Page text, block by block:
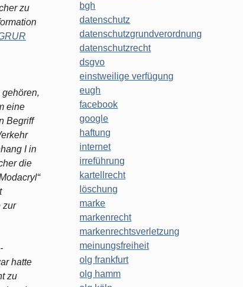
zu
eine
Begriff
I in
die
zur
hatte
zu
bgh
datenschutz
datenschutzgrundverordnung
datenschutzrecht
dsgvo
einstweilige verfügung
eugh
facebook
google
haftung
internet
irreführung
kartellrecht
löschung
marke
markenrecht
markenrechtsverletzung
meinungsfreiheit
olg frankfurt
olg hamm